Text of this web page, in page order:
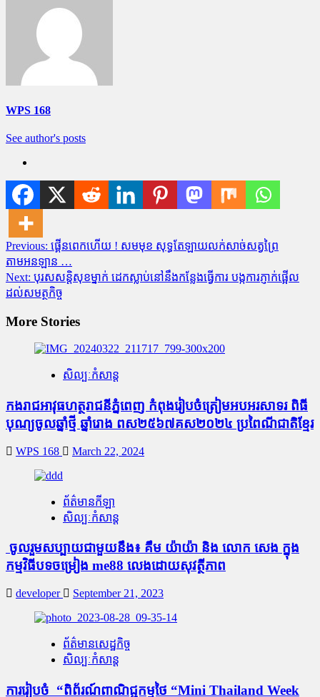
WPS 168
See author's posts
Post
navigation
Previous: ផ្គើនពេកហើយ ! សមមុខ សុទ្ធតែឡាយលក់សាច់សត្វព្រៃ
តាមអនឡាន …
Next: បុរសសន្តិសុខម្នាក់ ដេកស្លាប់នៅនឹងកន្លែងធ្វើការ បង្កការភ្ញាក់ផ្អើល
ដល់សមត្ថកិច្ច
More Stories
សិល្បៈកំសាន្ត
កងរាជអាវុធហត្ថរាជនីភ្នំពេញ កំពុងរៀបចំត្រៀមអបអរសាទរ ពិធី
បុណ្យចូលឆ្នាំថ្មី ឆ្នាំរោង ពស២៥៦៧គស២០២៤ ប្រពៃណីជាតិខ្មែរ
WPS 168 March 22, 2024
ព័ត៌មានកីឡា
សិល្បៈកំសាន្ត
ចូលរួមសប្បាយជាមួយនឹង៖ គឹម យ៉ាយ៉ា និង លោក សេង ក្នុង
កម្មវិធីបទចម្រៀង me88 លេងដោយសុវត្ថីភាព
developer September 21, 2023
ព័ត៌មានសេដ្ឋកិច្ច
សិល្បៈកំសាន្ត
ការ​រៀប​ចំ “​ពិព័រណ៍​ពាណិជ្ជកម្មថៃ “Mini Thailand Week